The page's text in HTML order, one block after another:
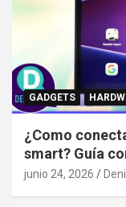
GADGETS
¿Como
smart? Guía
junio 24, 2026